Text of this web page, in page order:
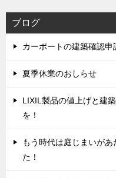
ブログ
カーポートの建築確認申
夏季休業のおしらせ
LIXIL製品の値上げと建
を！
もう時代は庭じまいが
た！